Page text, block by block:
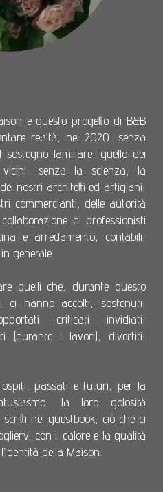
e questo progetto di B&B
realtà, nel 2020, senza
familiare, quello dei
vicini, senza la scienza, la
nostri architetti ed artigiani,
commercianti, delle autorità
di professionisti
e arredamento, contabili,
generale.
quelli che, durante questo
ci hanno accolti, sostenuti,
criticati, invidiati,
(durante i lavori), divertiti,
passati e futuri, per la
la loro golosità
nel guestbook, ciò che ci
con il calore e la qualità
della Maison.